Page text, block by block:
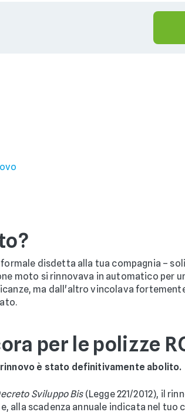
disdetta alla tua compagnia –
moto si rinnovava in automatico per
ma dall'altro vincolava
per le polizze
rinnovo è stato definitivamente abolito.
Sviluppo Bis(Legge 221/2012), il
alla scadenza annuale indicata nel